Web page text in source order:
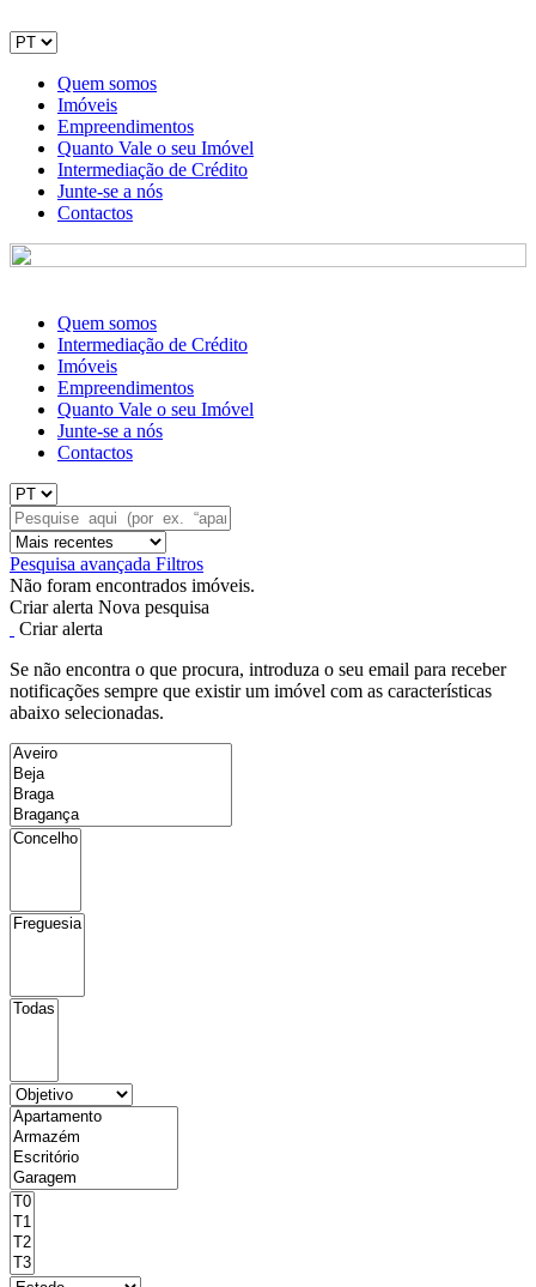
Quem somos
Imóveis
Empreendimentos
Quanto Vale o seu Imóvel
Intermediação de Crédito
Junte-se a nós
Contactos
Quem somos
Intermediação de Crédito
Imóveis
Empreendimentos
Quanto Vale o seu Imóvel
Junte-se a nós
Contactos
Pesquisa avançada Filtros
Não foram encontrados imóveis.
Criar alerta Nova pesquisa
Criar alerta
Se não encontra o que procura, introduza o seu email para receber
notificações sempre que existir um imóvel com as características
abaixo selecionadas.